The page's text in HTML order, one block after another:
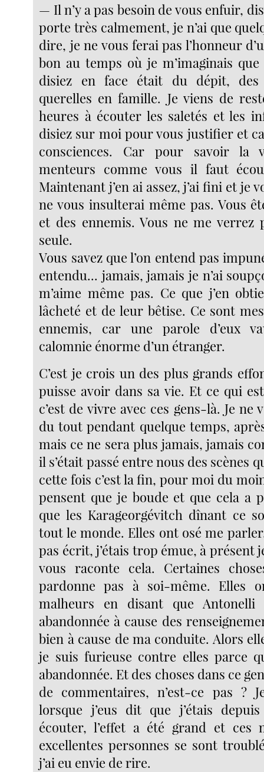
— Il n’y a pas besoin de vous enfuir,
porte très calmement, je n’ai que
dire, je ne vous ferai pas l’honneur
bon au temps où je m’imaginais
disiez en face était du dépit,
querelles en famille. Je viens de
heures à écouter les saletés et les
disiez sur moi pour vous justifier et
consciences. Car pour savoir la
menteurs comme vous il faut
Maintenant j’en ai assez, j’ai fini et je
ne vous insulterai même pas. Vous
et des ennemis. Vous ne me verrez
seule.
Vous savez que l’on entend pas
entendu... jamais, jamais je n’ai
m’aime même pas. Ce que j’en
lâcheté et de leur bêtise. Ce sont
ennemis, car une parole d’eux
calomnie énorme d’un étranger.
C’est je crois un des plus grands
puisse avoir dans sa vie. Et ce qui
c’est de vivre avec ces gens-là. Je ne
du tout pendant quelque temps,
mais ce ne sera plus jamais, jamais
il s’était passé entre nous des scènes
cette fois c’est la fin, pour moi du
pensent que je boude et que cela a
que les Karageorgévitch dînant ce
tout le monde. Elles ont osé me
pas écrit, j’étais trop émue, à présent
vous raconte cela. Certaines
pardonne pas à soi-même. Elles
malheurs en disant que Antonelli
abandonnée à cause des
bien à cause de ma conduite. Alors
je suis furieuse contre elles parce
abandonnée. Et des choses dans ce
de commentaires, n’est-ce pas ?
lorsque j’eus dit que j’étais
écouter, l’effet a été grand et ces
excellentes personnes se sont
j’ai eu envie de rire.